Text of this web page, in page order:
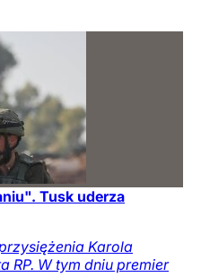
Tusk uderza
Karola
RP. W tym dniu premier